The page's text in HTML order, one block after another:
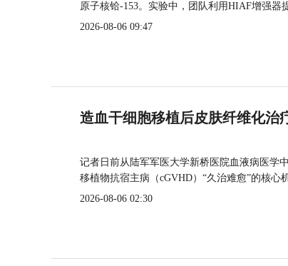
原子核铪-153。实验中，团队利用HIAF增强器
2026-08-06 09:47
造血干细胞移植后皮肤纤维化治
记者日前从陆军军医大学新桥医院血液病医学
移植物抗宿主病（cGVHD）“久治难愈”的核心
2026-08-06 02:30